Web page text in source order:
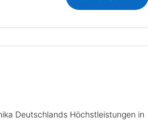
Deutschlands Höchstleistungen in